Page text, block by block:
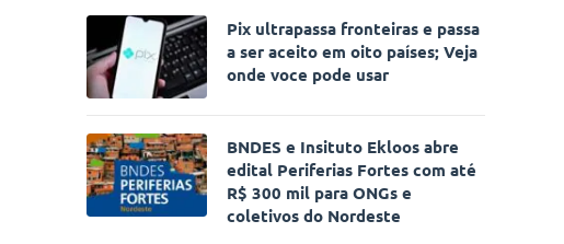
Pix ultrapassa fronteiras e passa
a ser aceito em oito países; Veja
onde voce pode usar
BNDES e Insituto Ekloos abre
edital Periferias Fortes com até
R$ 300 mil para ONGs e
coletivos do Nordeste